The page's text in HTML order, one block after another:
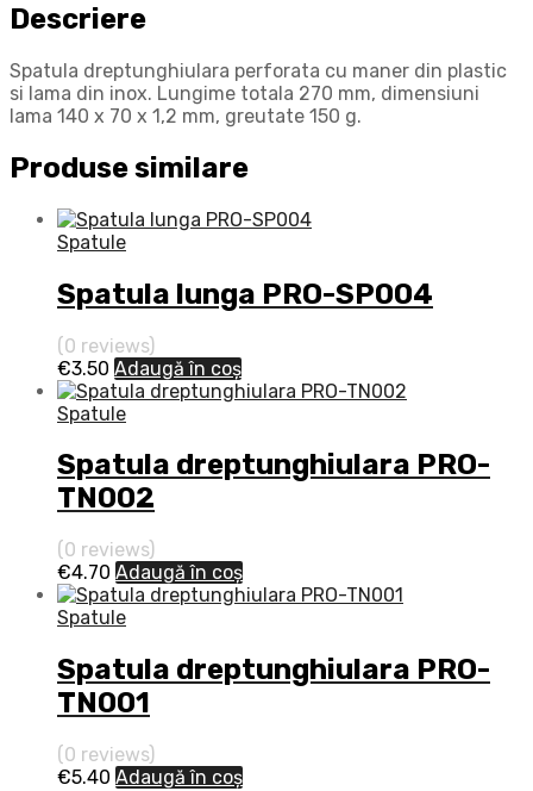
Descriere
Spatula dreptunghiulara perforata cu maner din plastic
si lama din inox. Lungime totala 270 mm, dimensiuni
lama 140 x 70 x 1,2 mm, greutate 150 g.
Produse similare
Spatule
Spatula lunga PRO-SP004
(0 reviews)
€3.50 Adaugă în coș
Spatule
Spatula dreptunghiulara PRO-
TN002
(0 reviews)
€4.70 Adaugă în coș
Spatule
Spatula dreptunghiulara PRO-
TN001
(0 reviews)
€5.40 Adaugă în coș